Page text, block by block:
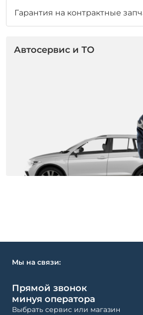
Гарантия на контрактные
Автосервис и ТО
Мы на связи:
Прямой звонок
минуя оператора
Выбрать сервис или магазин